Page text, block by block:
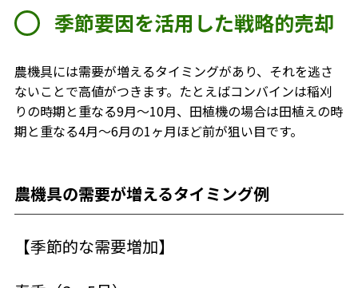
季節要因を活用した戦略的売却
農機具には需要が増えるタイミングがあり、それを逃さ
ないことで高値がつきます。たとえばコンバインは稲刈
りの時期と重なる9月～10月、田植機の場合は田植えの時
期と重なる4月～6月の1ヶ月ほど前が狙い目です。
農機具の需要が増えるタイミング例
【季節的な需要増加】